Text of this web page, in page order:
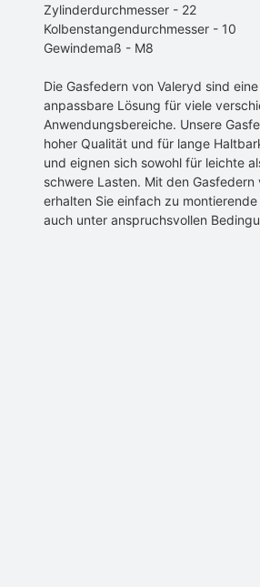
Zylinderdurchmesser - 22
Kolbenstangendurchmesser - 10
Gewindemaß - M8
Die Gasfedern von Valeryd sind
anpassbare Lösung für viele
Anwendungsbereiche. Unsere
hoher Qualität und für lange
und eignen sich sowohl für leichte
schwere Lasten. Mit den Gasfedern
erhalten Sie einfach zu
auch unter anspruchsvollen